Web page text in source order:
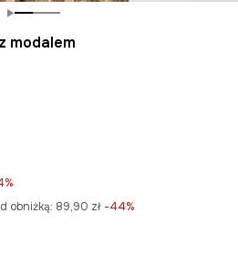
modalem
obniżką: 89,90 zł -44%